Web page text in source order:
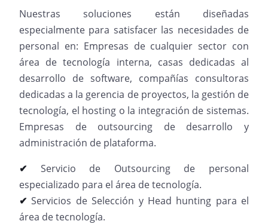
Nuestras soluciones están diseñadas
especialmente para satisfacer las necesidades de
personal en: Empresas de cualquier sector con
área de tecnología interna, casas dedicadas al
desarrollo de software, compañías consultoras
dedicadas a la gerencia de proyectos, la gestión de
tecnología, el hosting o la integración de sistemas.
Empresas de outsourcing de desarrollo y
administración de plataforma.
✔ Servicio de Outsourcing de personal
especializado para el área de tecnología.
✔ Servicios de Selección y Head hunting para el
área de tecnología.